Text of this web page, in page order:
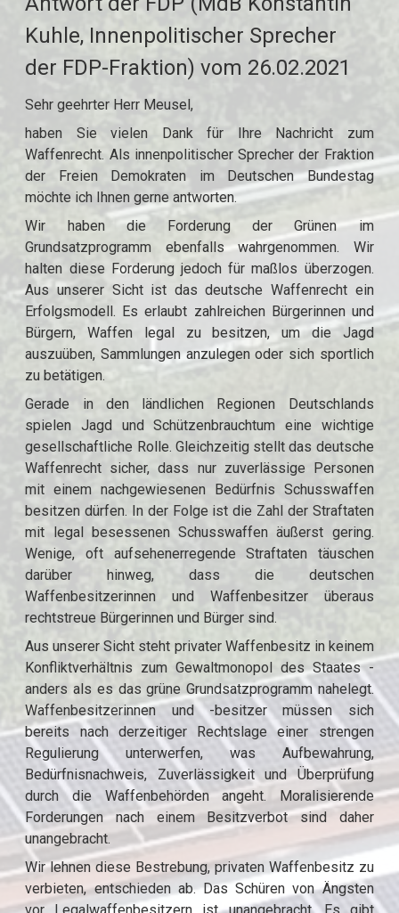
Kuhle, Innenpolitischer Sprecher
der FDP-Fraktion) vom 26.02.2021
Sehr geehrter Herr Meusel,
haben Sie vielen Dank für Ihre Nachricht zum
Waffenrecht. Als innenpolitischer Sprecher der Fraktion
der Freien Demokraten im Deutschen Bundestag
möchte ich Ihnen gerne antworten.
Wir haben die Forderung der Grünen im
Grundsatzprogramm ebenfalls wahrgenommen. Wir
halten diese Forderung jedoch für maßlos überzogen.
Aus unserer Sicht ist das deutsche Waffenrecht ein
Erfolgsmodell. Es erlaubt zahlreichen Bürgerinnen und
Bürgern, Waffen legal zu besitzen, um die Jagd
auszuüben, Sammlungen anzulegen oder sich sportlich
zu betätigen.
Gerade in den ländlichen Regionen Deutschlands
spielen Jagd und Schützenbrauchtum eine wichtige
gesellschaftliche Rolle. Gleichzeitig stellt das deutsche
Waffenrecht sicher, dass nur zuverlässige Personen
mit einem nachgewiesenen Bedürfnis Schusswaffen
besitzen dürfen. In der Folge ist die Zahl der Straftaten
mit legal besessenen Schusswaffen äußerst gering.
Wenige, oft aufsehenerregende Straftaten täuschen
darüber hinweg, dass die deutschen
Waffenbesitzerinnen und Waffenbesitzer überaus
rechtstreue Bürgerinnen und Bürger sind.
Aus unserer Sicht steht privater Waffenbesitz in keinem
Konfliktverhältnis zum Gewaltmonopol des Staates -
anders als es das grüne Grundsatzprogramm nahelegt.
Waffenbesitzerinnen und -besitzer müssen sich
bereits nach derzeitiger Rechtslage einer strengen
Regulierung unterwerfen, was Aufbewahrung,
Bedürfnisnachweis, Zuverlässigkeit und Überprüfung
durch die Waffenbehörden angeht. Moralisierende
Forderungen nach einem Besitzverbot sind daher
unangebracht.
Wir lehnen diese Bestrebung, privaten Waffenbesitz zu
verbieten, entschieden ab. Das Schüren von Ängsten